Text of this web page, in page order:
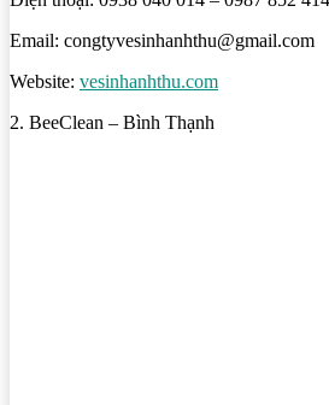
Email: congtyvesinhanhthu@gmail.com
Website: vesinhanhthu.com
2. BeeClean – Bình Thạnh